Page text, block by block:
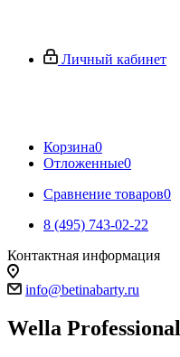
Личный кабинет
Корзина0
Отложенные0
Сравнение товаров0
8 (495) 743-02-22
Контактная информация
info@betinabarty.ru
Wella Professional